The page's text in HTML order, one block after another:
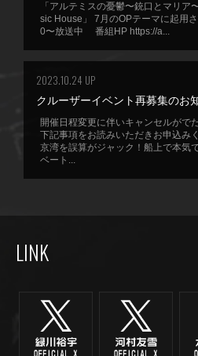
「アルテミスの憂鬱〜銃口とマリア
sic House」 7月のOPテーマに起用
0〜放送中 番組HP https://a...
2023.10.24 UP
クルーザーイベント再募集のお
開催日程変更に伴いキャンセルがで
下記事項をお読みいただきお申込み
京湾を誤算がジャック！船上で本気
ベート...
LINK